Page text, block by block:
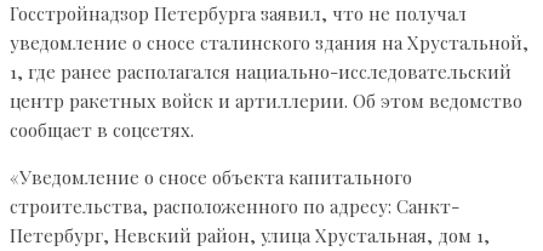
Госстройнадзор Петербурга заявил, что не получал
уведомление о сносе сталинского здания на Хрустальной,
1, где ранее располагался нациально-исследовательский
центр ракетных войск и артиллерии. Об этом ведомство
сообщает в соцсетях.
«Уведомление о сносе объекта капитального
строительства, расположенного по адресу: Санкт-
Петербург, Невский район, улица Хрустальная, дом 1,